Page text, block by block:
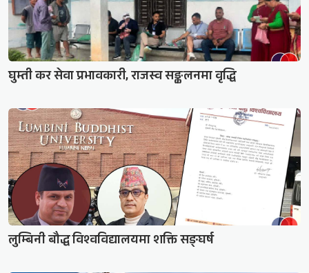
घुम्ती कर सेवा प्रभावकारी, राजस्व सङ्कलनमा वृद्धि
लुम्बिनी बौद्ध विश्वविद्यालयमा शक्ति सङ्घर्ष